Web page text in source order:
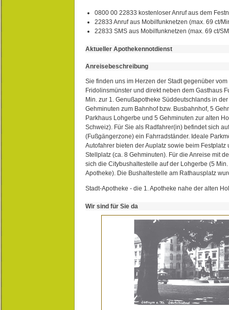
0800 00 22833 kostenloser Anruf aus dem
22833 Anruf aus Mobilfunknetzen (max. 69 ct/
22833 SMS aus Mobilfunknetzen (max. 69 ct/
Aktueller Apothekennotdienst
Anreisebeschreibung
Sie finden uns im Herzen der Stadt gegenüber
Fridolinsmünster und direkt neben dem Gasthaus
Min. zur 1. Genußapotheke Süddeutschlands in
Gehminuten zum Bahnhof bzw. Busbahnhof, 5
Parkhaus Lohgerbe und 5 Gehminuten zur alten
Schweiz). Für Sie als Radfahrer(in) befindet sich
(Fußgängerzone) ein Fahrradständer. Ideale
Autofahrer bieten der Auplatz sowie beim Festplatz
Stellplatz (ca. 8 Gehminuten). Für die Anreise mit
sich die Citybushaltestelle auf der Lohgerbe (5
Apotheke). Die Bushaltestelle am Rathausplatz
Stadt-Apotheke - die 1. Apotheke nahe der alten
Wir sind für Sie da